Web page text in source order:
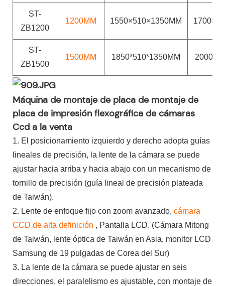
ST-
ZB1200
1200MM 1550×510×1350MM
ST-
ZB1500
1500MM 1850*510*1350MM
Máquina de montaje de placa de montaje de
placa de impresión flexográfica de cámaras
Ccd a la venta
1. El posicionamiento izquierdo y derecho adopta guías
lineales de precisión, la lente de la cámara se puede
ajustar hacia arriba y hacia abajo con un mecanismo de
tornillo de precisión (guía lineal de precisión plateada
de Taiwán).
2. Lente de enfoque fijo con zoom avanzado, cámara
CCD de alta definición , Pantalla LCD. (Cámara Mitong
de Taiwán, lente óptica de Taiwán en Asia, monitor LCD
Samsung de 19 pulgadas de Corea del Sur)
3. La lente de la cámara se puede ajustar en seis
direcciones, el paralelismo es ajustable, con montaje de